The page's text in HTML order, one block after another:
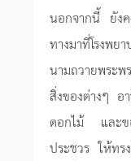
นอกจากนี้ ยัง
ทางมาที่โรงพย
นามถวายพร
สิ่งของต่างๆ
ดอกไม้ และขอ
ประชวร ให้ทร